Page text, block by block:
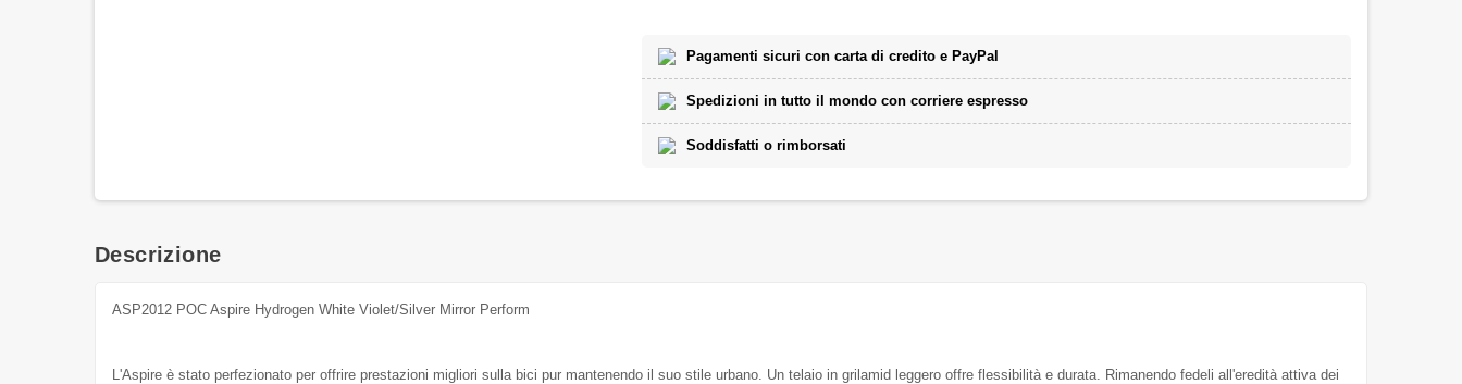
Pagamenti sicuri con carta di credito e PayPal
Spedizioni in tutto il mondo con corriere espresso
Soddisfatti o rimborsati
Descrizione
ASP2012 POC Aspire Hydrogen White Violet/Silver Mirror Perform
L'Aspire è stato perfezionato per offrire prestazioni migliori sulla bici pur mantenendo il suo stile urbano. Un telaio in grilamid leggero offre flessibilità e durata. Rimanendo fedeli all'eredità attiva dei